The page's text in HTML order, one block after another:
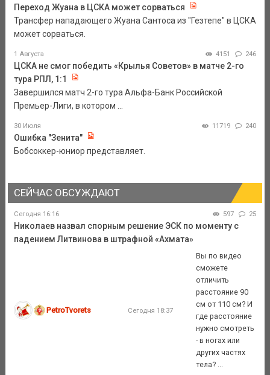
Переход Жуана в ЦСКА может сорваться
Трансфер нападающего Жуана Сантоса из "Гезтепе" в ЦСКА
может сорваться.
1 Августа 4151 246
ЦСКА не смог победить «Крылья Советов» в матче 2-го
тура РПЛ, 1:1
Завершился матч 2-го тура Альфа-Банк Российской
Премьер-Лиги, в котором ...
30 Июля 11719 240
Ошибка "Зенита"
Бобсоккер-юниор представляет.
СЕЙЧАС ОБСУЖДАЮТ
Сегодня 16:16 597 25
Николаев назвал спорным решение ЭСК по моменту с
падением Литвинова в штрафной «Ахмата»
PetroTvorets Сегодня 18:37
Вы по видео
сможете
отличить
расстояние 90
см от 110 см? И
где расстояние
нужно смотреть
- в ногах или
других частях
тела? ...